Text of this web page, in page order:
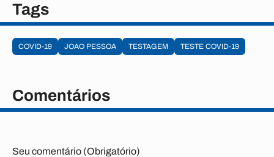
Tags
COVID-19 JOAO PESSOA TESTAGEM TESTE COVID-19
Comentários
Seu comentário (Obrigatório)